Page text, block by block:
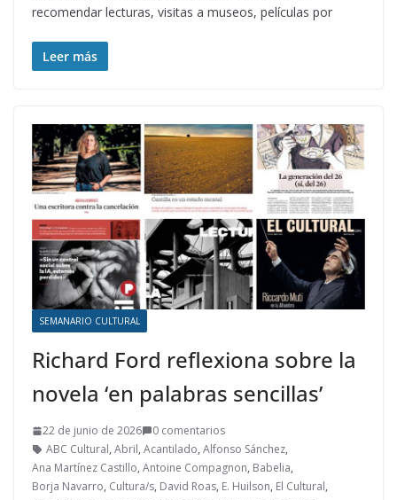
recomendar lecturas, visitas a museos, películas por
Leer más
SEMANARIO CULTURAL
Richard Ford reflexiona sobre la
novela ‘en palabras sencillas’
22 de junio de 2026
0 comentarios
ABC Cultural, Abril, Acantilado, Alfonso Sánchez,
Ana Martínez Castillo, Antoine Compagnon, Babelia,
Borja Navarro, Cultura/s, David Roas, E. Huilson, El Cultural,